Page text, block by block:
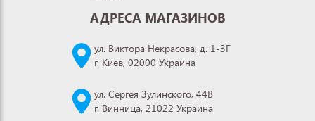
АДРЕСА МАГАЗИНОВ
ул. Виктора Некрасова, д. 1-3Г
г. Киев, 02000 Украина
ул. Сергея Зулинского, 44В
г. Винница, 21022 Украина